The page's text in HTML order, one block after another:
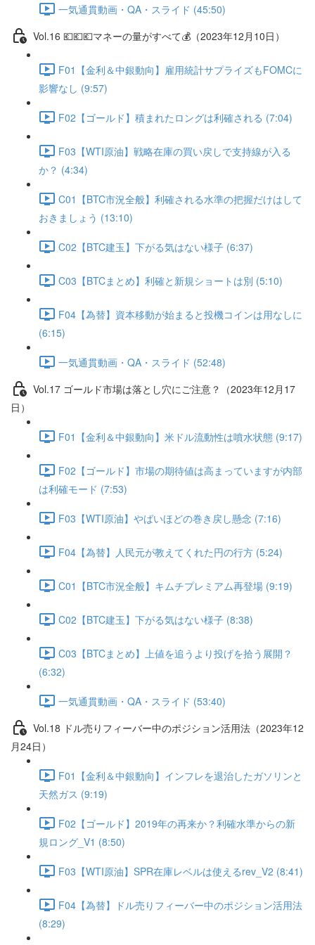
一気通貫動画・QA・スライド (45:50)
Vol.16 💶💶💶マネーの量がすべて💰（2023年12月10日）
F01【金利＆中銀動向】雇用統計サプライズもFOMCに
影響なし (9:57)
F02【ゴールド】積まれたロングは利確される (7:04)
F03【WTI原油】戦略在庫の買い戻しで支持線が入る
か？ (4:34)
C01【BTC市況全般】利確される水準の把握だけはして
おきましょう (13:10)
C02【BTC建玉】下がる気はない様子 (6:37)
C03【BTCまとめ】利確と新規ショートは別 (5:10)
F04【為替】資本移動が始まると投機コインは用なしに
(6:15)
一気通貫動画・QA・スライド (52:48)
Vol.17 ゴールド市場は落とし穴にご注意？（2023年12月17
日）
F01【金利＆中銀動向】米ドル流動性は噴水状態 (9:17)
F02【ゴールド】市場の期待値は高まっていますが内部
は利確モード (7:53)
F03【WTI原油】やばいほどの巻き戻し懸念 (7:16)
F04【為替】人民元が教えてくれた円の行方 (5:24)
C01【BTC市況全般】キムチプレミアム再登場 (9:19)
C02【BTC建玉】下がる気はない様子 (8:38)
C03【BTCまとめ】上値を追うより投げを拾う展開？
(6:32)
一気通貫動画・QA・スライド (53:40)
Vol.18 ドル売りフィーバー中のポジション活用法（2023年12
月24日）
F01【金利＆中銀動向】インフレを退治したガソリンと
天然ガス (9:19)
F02【ゴールド】2019年の再来か？利確水準からの新
規ロング_V1 (8:50)
F03【WTI原油】SPR在庫レベルは使えるrev_V2 (8:41)
F04【為替】ドル売りフィーバー中のポジション活用法
(8:29)